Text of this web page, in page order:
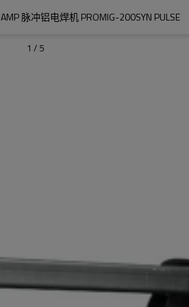
脉冲铝电焊机 PROMIG-200SYN PULSE
1 / 5